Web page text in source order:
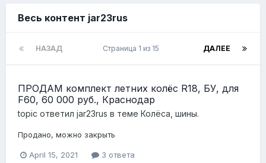
Весь контент jar23rus
НАЗАД ДАЛЕЕ
Страница 1 из 15
ПРОДА М комплект летних колёс R18, БУ, для
F60, 60 000 руб., Краснодар
topic ответил jar23rus в теме Колёса, шины.
Продано, можно закрыть
April 15, 2021 3 ответа